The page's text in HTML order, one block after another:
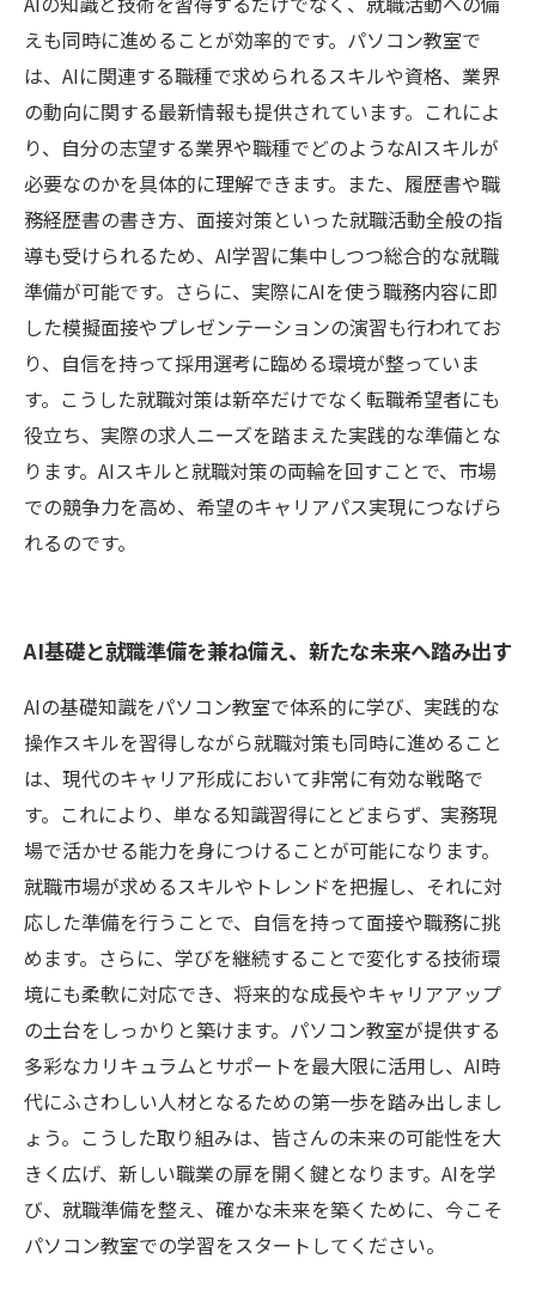
えも同時に進めることが効率的です。パソコン教室で
は、AIに関連する職種で求められるスキルや資格、業界
の動向に関する最新情報も提供されています。これによ
り、自分の志望する業界や職種でどのようなAIスキルが
必要なのかを具体的に理解できます。また、履歴書や職
務経歴書の書き方、面接対策といった就職活動全般の指
導も受けられるため、AI学習に集中しつつ総合的な就職
準備が可能です。さらに、実際にAIを使う職務内容に即
した模擬面接やプレゼンテーションの演習も行われてお
り、自信を持って採用選考に臨める環境が整っていま
す。こうした就職対策は新卒だけでなく転職希望者にも
役立ち、実際の求人ニーズを踏まえた実践的な準備とな
ります。AIスキルと就職対策の両輪を回すことで、市場
での競争力を高め、希望のキャリアパス実現につなげら
れるのです。
AI基礎と就職準備を兼ね備え、新たな未来へ踏み出す
AIの基礎知識をパソコン教室で体系的に学び、実践的な
操作スキルを習得しながら就職対策も同時に進めること
は、現代のキャリア形成において非常に有効な戦略で
す。これにより、単なる知識習得にとどまらず、実務現
場で活かせる能力を身につけることが可能になります。
就職市場が求めるスキルやトレンドを把握し、それに対
応した準備を行うことで、自信を持って面接や職務に挑
めます。さらに、学びを継続することで変化する技術環
境にも柔軟に対応でき、将来的な成長やキャリアアップ
の土台をしっかりと築けます。パソコン教室が提供する
多彩なカリキュラムとサポートを最大限に活用し、AI時
代にふさわしい人材となるための第一歩を踏み出しまし
ょう。こうした取り組みは、皆さんの未来の可能性を大
きく広げ、新しい職業の扉を開く鍵となります。AIを学
び、就職準備を整え、確かな未来を築くために、今こそ
パソコン教室での学習をスタートしてください。